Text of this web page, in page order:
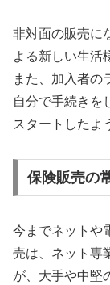
非対面の販売に
よる新しい生活
また、加入者の
自分で手続きを
スタートしたよ
保険販売の
今までネットや
売は、ネット専
が、大手や中堅